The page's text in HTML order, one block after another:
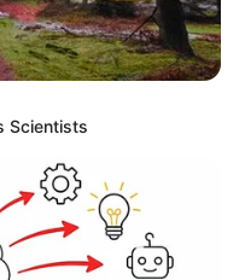
un llamado a la
la mano con las
las intervenciones que
especialmente
de los árboles,
consideramos que
Scientists